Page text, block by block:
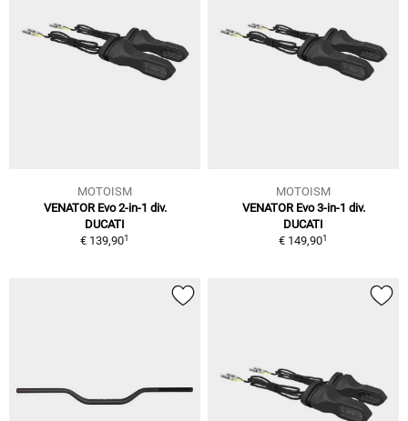
MOTOISM
VENATOR Evo 2-in-1 div.
DUCATI
€ 139,901
MOTOISM
VENATOR Evo 3-in-1 div.
DUCATI
€ 149,901